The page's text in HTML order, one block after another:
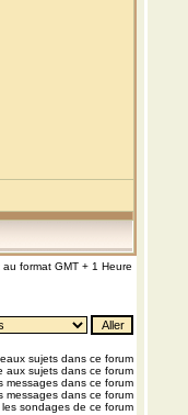
format GMT + 1 Heure
sujets dans ce forum
aux sujets dans ce forum
messages dans ce forum
messages dans ce forum
sondages de ce forum